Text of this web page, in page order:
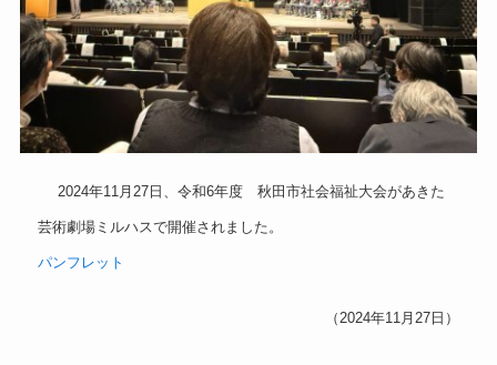
2024年11月27日、令和6年度 秋田市社会福祉大会があきた
芸術劇場ミルハスで開催されました。
パンフレット
（2024年11月27日）